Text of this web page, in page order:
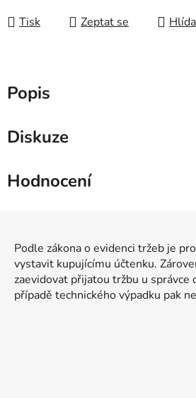
Tisk Zeptat se
Popis
Diskuze
Hodnocení
Podle zákona o evidenci tržeb je
vystavit kupujícímu účtenku.
zaevidovat přijatou tržbu u správce
případě technického výpadku pak